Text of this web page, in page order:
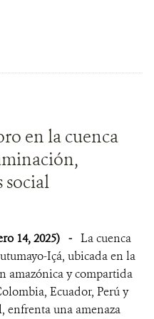
en la cuenca
social
14, 2025) - La cuenca
Içá, ubicada en la
amazónica y compartida
Ecuador, Perú y
enfrenta una amenaza